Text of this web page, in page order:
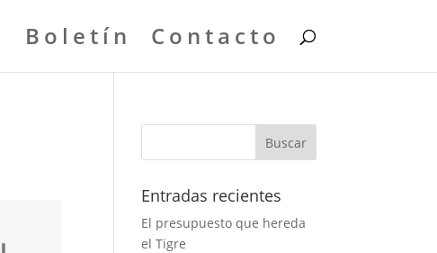
Boletín Contacto
Entradas recientes
El presupuesto que hereda
el Tigre